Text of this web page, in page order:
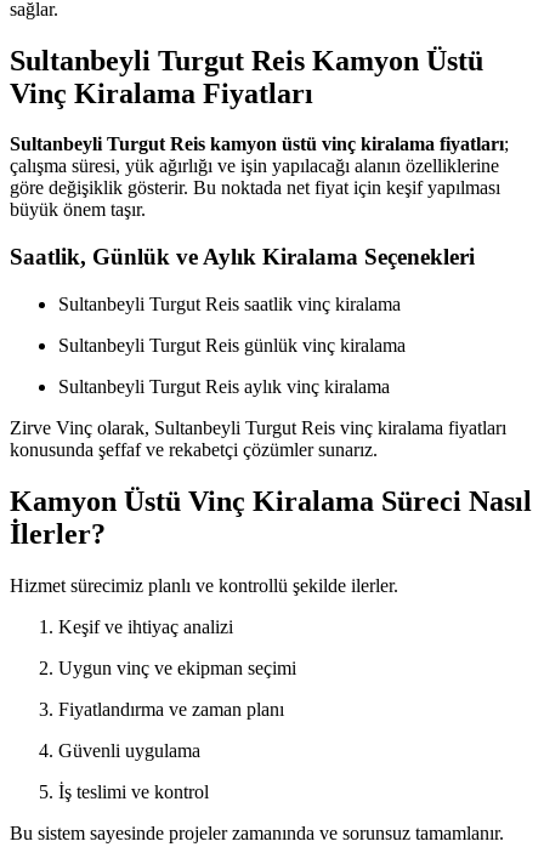
sağlar.
Sultanbeyli Turgut Reis Kamyon Üstü
Vinç Kiralama Fiyatları
Sultanbeyli Turgut Reis kamyon üstü vinç kiralama fiyatları;
çalışma süresi, yük ağırlığı ve işin yapılacağı alanın özelliklerine
göre değişiklik gösterir. Bu noktada net fiyat için keşif yapılması
büyük önem taşır.
Saatlik, Günlük ve Aylık Kiralama Seçenekleri
Sultanbeyli Turgut Reis saatlik vinç kiralama
Sultanbeyli Turgut Reis günlük vinç kiralama
Sultanbeyli Turgut Reis aylık vinç kiralama
Zirve Vinç olarak, Sultanbeyli Turgut Reis vinç kiralama fiyatları
konusunda şeffaf ve rekabetçi çözümler sunarız.
Kamyon Üstü Vinç Kiralama Süreci Nasıl
İlerler?
Hizmet sürecimiz planlı ve kontrollü şekilde ilerler.
Keşif ve ihtiyaç analizi
Uygun vinç ve ekipman seçimi
Fiyatlandırma ve zaman planı
Güvenli uygulama
İş teslimi ve kontrol
Bu sistem sayesinde projeler zamanında ve sorunsuz tamamlanır.